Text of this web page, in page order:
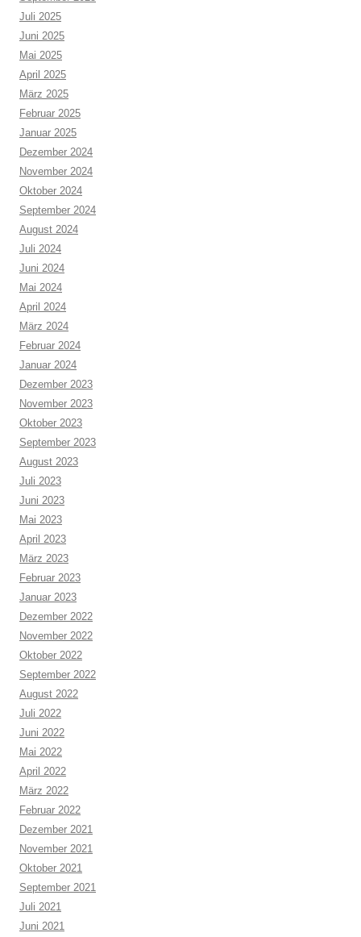
Juli 2025
Juni 2025
Mai 2025
April 2025
März 2025
Februar 2025
Januar 2025
Dezember 2024
November 2024
Oktober 2024
September 2024
August 2024
Juli 2024
Juni 2024
Mai 2024
April 2024
März 2024
Februar 2024
Januar 2024
Dezember 2023
November 2023
Oktober 2023
September 2023
August 2023
Juli 2023
Juni 2023
Mai 2023
April 2023
März 2023
Februar 2023
Januar 2023
Dezember 2022
November 2022
Oktober 2022
September 2022
August 2022
Juli 2022
Juni 2022
Mai 2022
April 2022
März 2022
Februar 2022
Dezember 2021
November 2021
Oktober 2021
September 2021
Juli 2021
Juni 2021